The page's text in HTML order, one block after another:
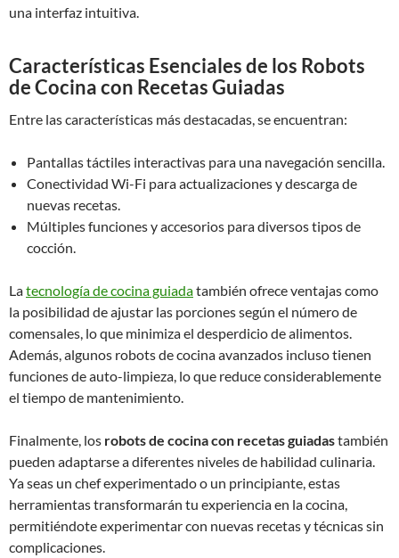
una interfaz intuitiva.
Características Esenciales de los Robots
de Cocina con Recetas Guiadas
Entre las características más destacadas, se encuentran:
Pantallas táctiles interactivas para una navegación sencilla.
Conectividad Wi-Fi para actualizaciones y descarga de
nuevas recetas.
Múltiples funciones y accesorios para diversos tipos de
cocción.
Latecnología de cocina guiadatambién ofrece ventajas como
la posibilidad de ajustar las porciones según el número de
comensales, lo que minimiza el desperdicio de alimentos.
Además, algunos robots de cocina avanzados incluso tienen
funciones de auto-limpieza, lo que reduce considerablemente
el tiempo de mantenimiento.
Finalmente, los robots de cocina con recetas guiadastambién
pueden adaptarse a diferentes niveles de habilidad culinaria.
Ya seas un chef experimentado o un principiante, estas
herramientas transformarán tu experiencia en la cocina,
permitiéndote experimentar con nuevas recetas y técnicas sin
complicaciones.